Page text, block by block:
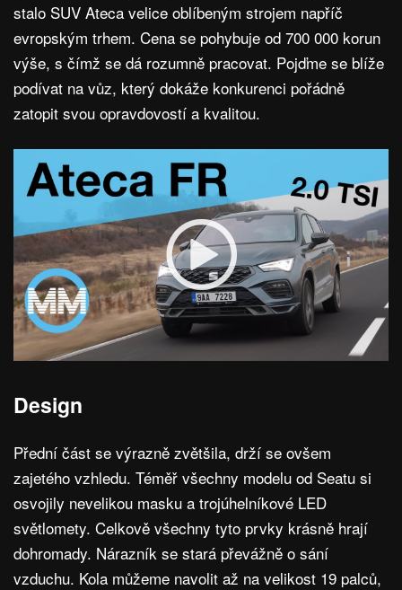
stalo SUV Ateca velice oblíbeným strojem napříč
evropským trhem. Cena se pohybuje od 700 000 korun
výše, s čímž se dá rozumně pracovat. Pojďme se blíže
podívat na vůz, který dokáže konkurenci pořádně
zatopit svou opravdovostí a kvalitou.
Design
Přední část se výrazně zvětšila, drží se ovšem
zajetého vzhledu. Téměř všechny modelu od Seatu si
osvojily nevelikou masku a trojúhelníkové LED
světlomety. Celkově všechny tyto prvky krásně hrají
dohromady. Nárazník se stará převážně o sání
vzduchu. Kola můžeme navolit až na velikost 19 palců,